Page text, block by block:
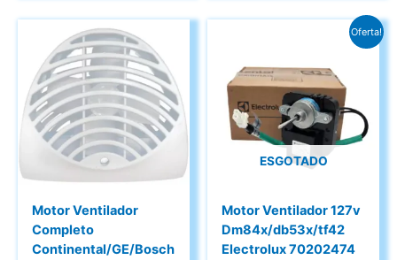
Motor Ventilador
Completo
Continental/GE/Bosch
Oferta!
ESGOTADO
Motor Ventilador 127v
Dm84x/db53x/tf42
Electrolux 70202474